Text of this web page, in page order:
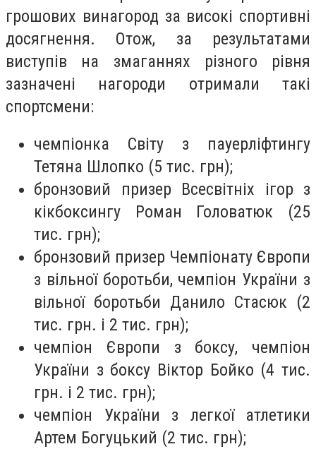
грошових винагород за високі спортивні
досягнення. Отож, за результатами
виступів на змаганнях різного рівня
зазначені нагороди отримали такі
спортсмени:
чемпіонка Світу з пауерліфтингу
Тетяна Шлопко (5 тис. грн);
бронзовий призер Всесвітніх ігор з
кікбоксингу Роман Головатюк (25
тис. грн);
бронзовий призер Чемпіонату Європи
з вільної боротьби, чемпіон України з
вільної боротьби Данило Стасюк (2
тис. грн. і 2 тис. грн);
чемпіон Європи з боксу, чемпіон
України з боксу Віктор Бойко (4 тис.
грн. і 2 тис. грн);
чемпіон України з легкої атлетики
Артем Богуцький (2 тис. грн);